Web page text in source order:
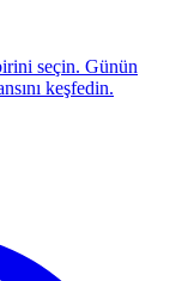
seçin. Günün
keşfedin.